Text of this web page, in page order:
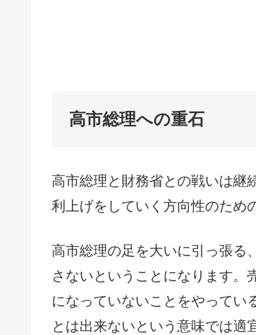
高市総理への重石
高市総理と財務省との戦いは継
利上げをしていく方向性のため
高市総理の足を大いに引っ張る
さないということになります。
になっていないことをやってい
とは出来ないという意味では適